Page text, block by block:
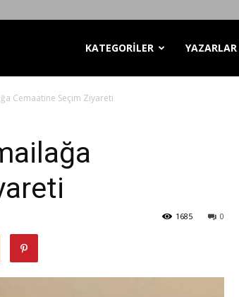
KATEGORİLER YAZARLAR
Cemaatine Seçim Ziyareti
0
1685